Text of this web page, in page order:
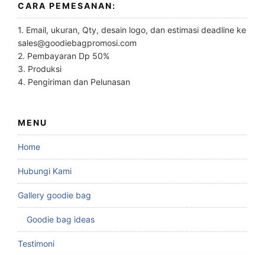
CARA PEMESANAN:
1. Email, ukuran, Qty, desain logo, dan estimasi deadline ke
sales@goodiebagpromosi.com
2. Pembayaran Dp 50%
3. Produksi
4. Pengiriman dan Pelunasan
MENU
Home
Hubungi Kami
Gallery goodie bag
Goodie bag ideas
Testimoni